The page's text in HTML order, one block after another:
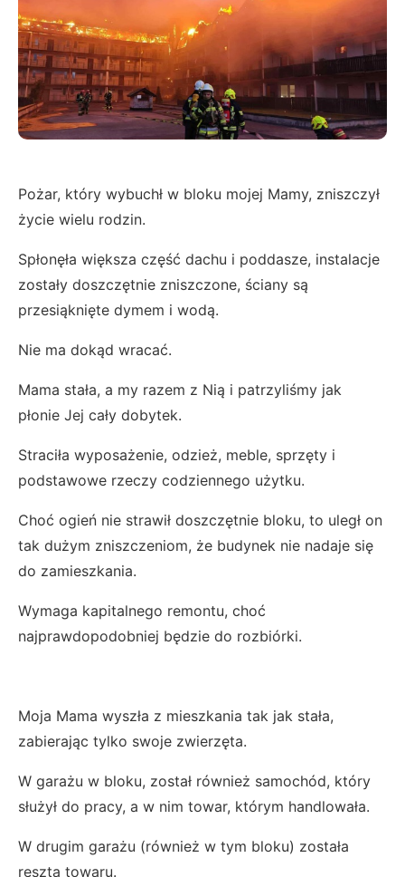
Pożar, który wybuchł w bloku mojej Mamy, zniszczył
życie wielu rodzin.
Spłonęła większa część dachu i poddasze, instalacje
zostały doszczętnie zniszczone, ściany są
przesiąknięte dymem i wodą.
Nie ma dokąd wracać.
Mama stała, a my razem z Nią i patrzyliśmy jak
płonie Jej cały dobytek.
Straciła wyposażenie, odzież, meble, sprzęty i
podstawowe rzeczy codziennego użytku.
Choć ogień nie strawił doszczętnie bloku, to uległ on
tak dużym zniszczeniom, że budynek nie nadaje się
do zamieszkania.
Wymaga kapitalnego remontu, choć
najprawdopodobniej będzie do rozbiórki.
Moja Mama wyszła z mieszkania tak jak stała,
zabierając tylko swoje zwierzęta.
W garażu w bloku, został również samochód, który
służył do pracy, a w nim towar, którym handlowała.
W drugim garażu (również w tym bloku) została
reszta towaru.